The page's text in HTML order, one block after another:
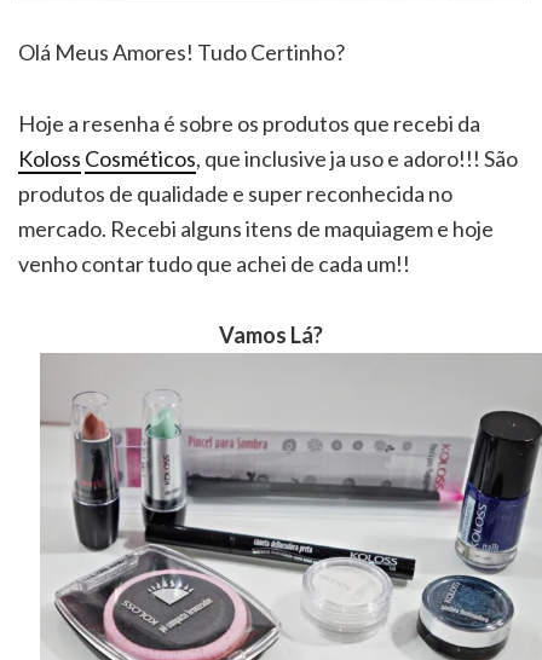
Olá Meus Amores! Tudo Certinho?
Hoje a resenha é sobre os produtos que recebi da
Koloss Cosméticos, que inclusive ja uso e adoro!!! São
produtos de qualidade e super reconhecida no
mercado. Recebi alguns itens de maquiagem e hoje
venho contar tudo que achei de cada um!!
Vamos Lá?